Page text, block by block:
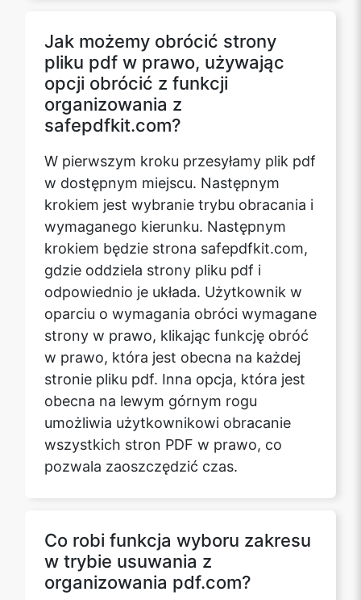
Jak możemy obrócić strony
pliku pdf w prawo, używając
opcji obrócić z funkcji
organizowania z
safepdfkit.com?
W pierwszym kroku przesyłamy plik pdf
w dostępnym miejscu. Następnym
krokiem jest wybranie trybu obracania i
wymaganego kierunku. Następnym
krokiem będzie strona safepdfkit.com,
gdzie oddziela strony pliku pdf i
odpowiednio je układa. Użytkownik w
oparciu o wymagania obróci wymagane
strony w prawo, klikając funkcję obróć
w prawo, która jest obecna na każdej
stronie pliku pdf. Inna opcja, która jest
obecna na lewym górnym rogu
umożliwia użytkownikowi obracanie
wszystkich stron PDF w prawo, co
pozwala zaoszczędzić czas.
Co robi funkcja wyboru zakresu
w trybie usuwania z
organizowania pdf.com?